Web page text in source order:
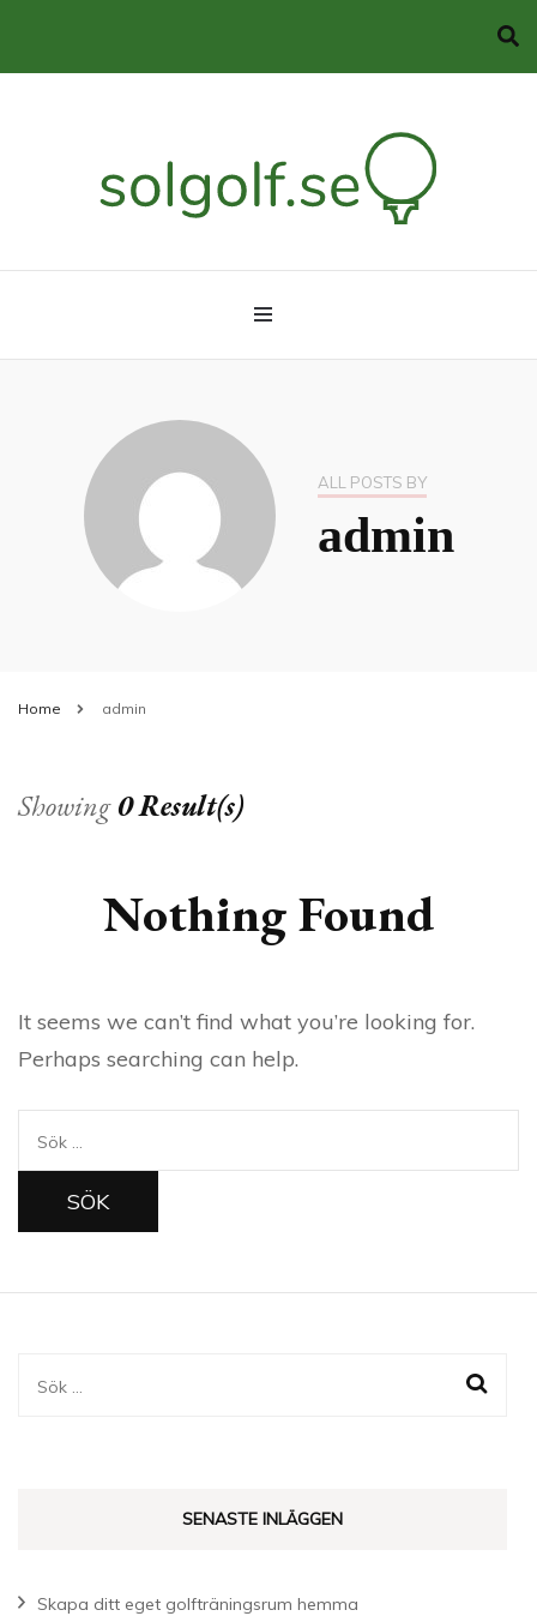
solgolf.se
ALL POSTS BY
admin
Home admin
Showing0 Result(s)
Nothing Found
It seems we can’t find what you’re looking for.
Perhaps searching can help.
efter:
Sök
SENASTE INLÄGGEN
Skapa ditt eget golfträningsrum hemma